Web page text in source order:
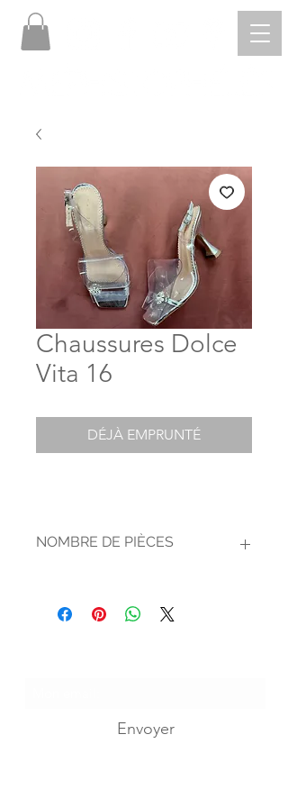
Chaussures Dolce
Vita 16
DÉJÀ EMPRUNTÉ
NOMBRE DE PIÈCES
Envoyer